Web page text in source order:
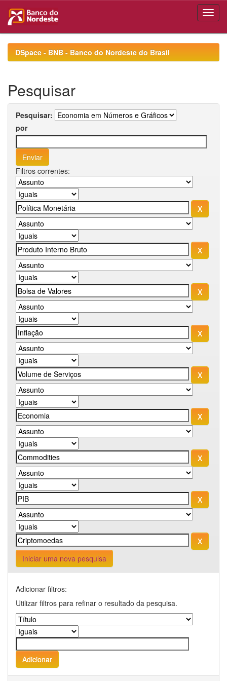
navigationDSpace - BNB - Banco do Nordeste do Brasil
Pesquisar
Pesquisar:
por
Filtros correntes:
Iniciar uma nova pesquisa
Adicionar filtros:
Utilizar filtros para refinar o resultado da pesquisa.